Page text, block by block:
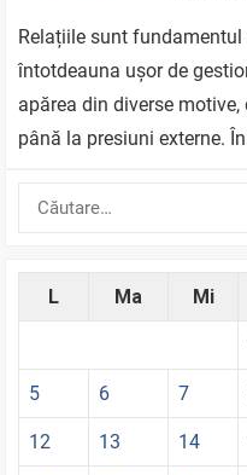
Relațiile sunt
întotdeauna ușor de
apărea din diverse
până la presiuni externe.
Caută
L Ma Mi
5 6 7
12 13 14